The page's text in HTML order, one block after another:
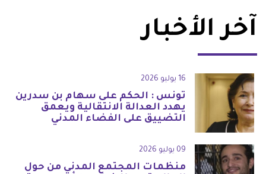
آخر الأخبار
16 يوليو 2026
تونس : الحكم على سهام بن سدرين
يهدد العدالة الانتقالية ويعمق
التضييق على الفضاء المدني
09 يوليو 2026
منظمات المجتمع المدني من حول